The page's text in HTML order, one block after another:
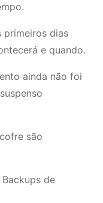
primeiros dias
e quando.
ainda não foi
são
Backups de